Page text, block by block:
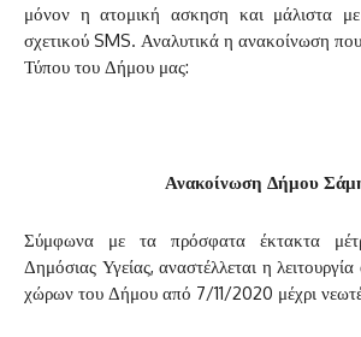
μόνον η ατομική ασκηση και μάλιστα
σχετικού SMS. Αναλυτικά η ανακοίνωση
Τύπου του Δήμου μας:
Ανακοίνωση Δήμου
Σύμφωνα με τα πρόσφατα έκτακτα
Δημόσιας Υγείας, αναστέλλεται η
χώρων του Δήμου από 7/11/2020 μέχρι